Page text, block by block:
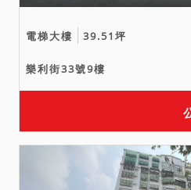
上述情
移轉證
北市政
年11月3
查無認定
認定有影
電梯大樓 39.51坪
樂利街33號9樓